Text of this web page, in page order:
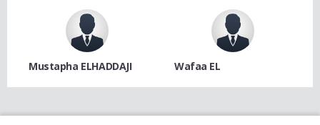
Mustapha ELHADDAJI Wafaa EL